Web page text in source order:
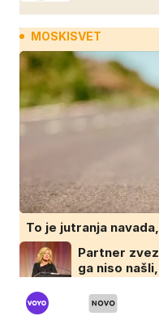
MOSKISVET
To je jutranja
Partner
ga niso